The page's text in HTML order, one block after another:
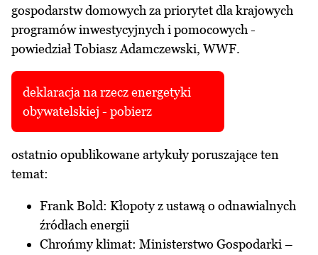
gospodarstw domowych za priorytet dla krajowych
programów inwestycyjnych i pomocowych -
powiedział Tobiasz Adamczewski, WWF.
deklaracja na rzecz energetyki
obywatelskiej - pobierz
ostatnio opublikowane artykuły poruszające ten
temat:
Frank Bold: Kłopoty z ustawą o odnawialnych
źródłach energii
Chrońmy klimat: Ministerstwo Gospodarki –